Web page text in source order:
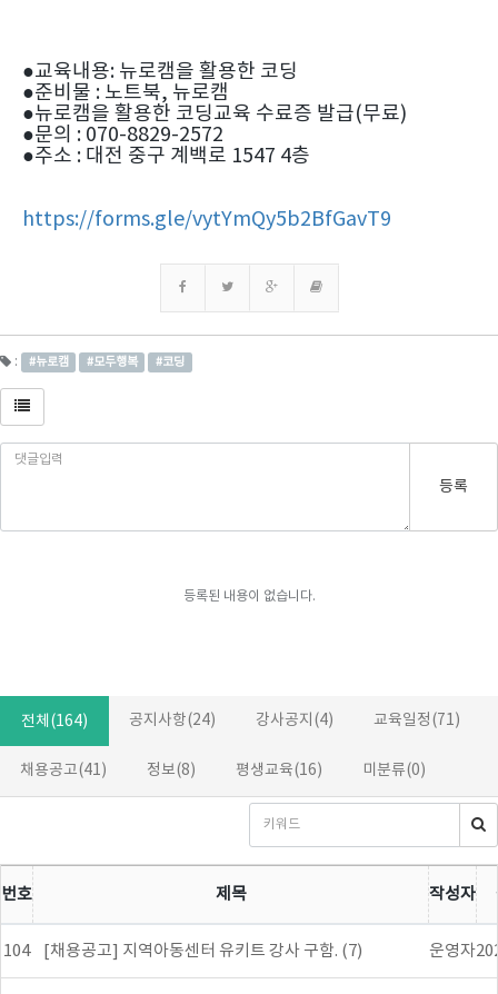
●교육내용: 뉴로캠을 활용한 코딩
●준비물 : 노트북, 뉴로캠
●뉴로캠을 활용한 코딩교육 수료증 발급(무료)
●문의 : 070-8829-2572
●주소 : 대전 중구 계백로 1547 4층
https://forms.gle/vytYmQy5b2BfGavT9
: #뉴로캠 #모두행복 #코딩
등록
등록된 내용이 없습니다.
전체(164) 공지사항(24) 강사공지(4) 교육일정(71)
채용공고(41) 정보(8) 평생교육(16) 미분류(0)
번호 제목 작성자
104 [채용공고] 지역아동센터 유키트 강사 구함. (7) 운영자